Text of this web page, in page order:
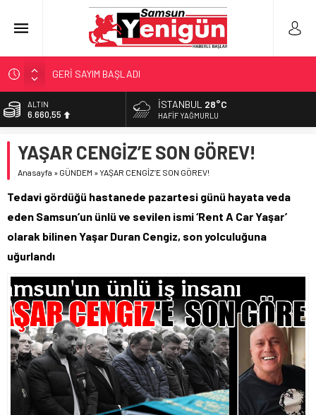
GERİ SAYIM BAŞLADI
SAMSUNSPOR’DA HEDEF 5’İNCİLİK!
‘BAFRA’YA YATIRIM YAPIN!’
YÖNETİCİ SEÇERKEN YAPILAN EN BÜYÜK HATALAR
ALTIN
6.660,55
13.779,39
DOLAR
55,1881
İSTANBUL 28°C
HAFIF YAĞMURLU
YAŞAR CENGİZ’E SON GÖREV!
Anasayfa » GÜNDEM »YAŞAR CENGİZ’E SON GÖREV!
Tedavi gördüğü hastanede pazartesi günü hayata veda
eden Samsun’un ünlü ve sevilen ismi ‘Rent A Car Yaşar’
olarak bilinen Yaşar Duran Cengiz, son yolculuğuna
uğurlandı